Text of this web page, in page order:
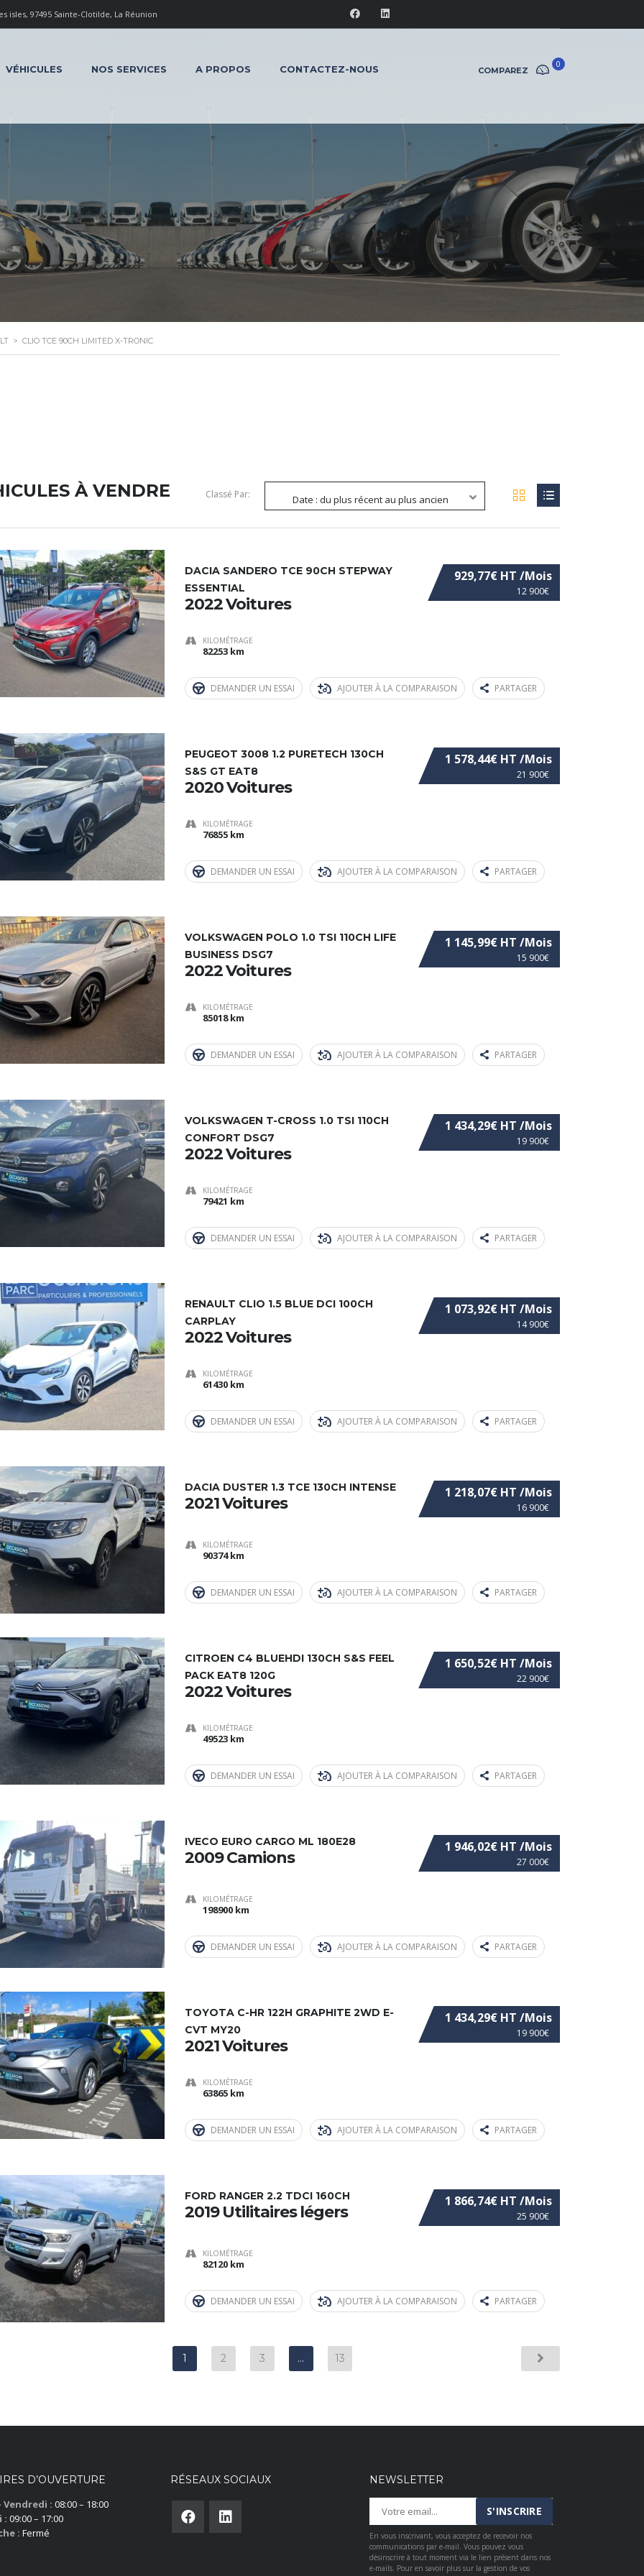
isles, 97495 Sainte-Clotilde, La Réunion
COMPAREZ
0
VÉHICULES NOS SERVICES A PROPOS CONTACTEZ-NOUS
> CLIO TCE 90CH LIMITED X-TRONIC
À VENDRE Classé Par: Date : du plus récent au plus ancien
12 900€
929,77€ HT /Mois
DACIA SANDERO TCE 90CH STEPWAY
ESSENTIAL
2022 Voitures
KILOMÉTRAGE
82253 km
DEMANDER UN ESSAI AJOUTER À LA COMPARAISON PARTAGER
21 900€
1 578,44€ HT /Mois
PEUGEOT 3008 1.2 PURETECH 130CH
S&S GT EAT8
2020 Voitures
KILOMÉTRAGE
76855 km
DEMANDER UN ESSAI AJOUTER À LA COMPARAISON PARTAGER
15 900€
1 145,99€ HT /Mois
VOLKSWAGEN POLO 1.0 TSI 110CH LIFE
BUSINESS DSG7
2022 Voitures
KILOMÉTRAGE
85018 km
DEMANDER UN ESSAI AJOUTER À LA COMPARAISON PARTAGER
19 900€
1 434,29€ HT /Mois
VOLKSWAGEN T-CROSS 1.0 TSI 110CH
CONFORT DSG7
2022 Voitures
KILOMÉTRAGE
79421 km
DEMANDER UN ESSAI AJOUTER À LA COMPARAISON PARTAGER
14 900€
1 073,92€ HT /Mois
RENAULT CLIO 1.5 BLUE DCI 100CH
CARPLAY
2022 Voitures
KILOMÉTRAGE
61430 km
DEMANDER UN ESSAI AJOUTER À LA COMPARAISON PARTAGER
16 900€
1 218,07€ HT /Mois
DACIA DUSTER 1.3 TCE 130CH INTENSE
2021 Voitures
KILOMÉTRAGE
90374 km
DEMANDER UN ESSAI AJOUTER À LA COMPARAISON PARTAGER
22 900€
1 650,52€ HT /Mois
CITROEN C4 BLUEHDI 130CH S&S FEEL
PACK EAT8 120G
2022 Voitures
KILOMÉTRAGE
49523 km
DEMANDER UN ESSAI AJOUTER À LA COMPARAISON PARTAGER
27 000€
1 946,02€ HT /Mois
IVECO EURO CARGO ML 180E28
2009 Camions
KILOMÉTRAGE
198900 km
DEMANDER UN ESSAI AJOUTER À LA COMPARAISON PARTAGER
19 900€
1 434,29€ HT /Mois
TOYOTA C-HR 122H GRAPHITE 2WD E-
CVT MY20
2021 Voitures
KILOMÉTRAGE
63865 km
DEMANDER UN ESSAI AJOUTER À LA COMPARAISON PARTAGER
25 900€
1 866,74€ HT /Mois
FORD RANGER 2.2 TDCI 160CH
2019 Utilitaires légers
KILOMÉTRAGE
82120 km
DEMANDER UN ESSAI AJOUTER À LA COMPARAISON PARTAGER
1 2 3 … 13
D’OUVERTURE
Vendredi : 08:00 – 18:00
: 09:00 – 17:00
: Fermé
RÉSEAUX SOCIAUX NEWSLETTER
En vous inscrivant, vous acceptez de recevoir nos
communications par e-mail. Vous pouvez vous
désinscrire à tout moment via le lien présent dans nos
e-mails. Pour en savoir plus sur la gestion de vos